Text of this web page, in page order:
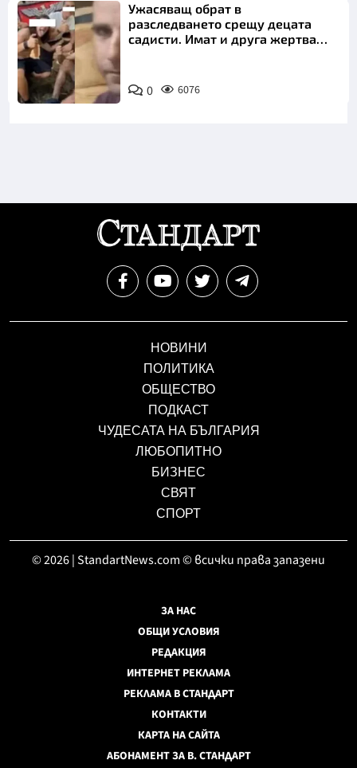
Ужасяващ обрат в
разследването срещу децата
садисти. Имат и друга жертва
0 6076
НОВИНИ
ПОЛИТИКА
ОБЩЕСТВО
ПОДКАСТ
ЧУДЕСАТА НА БЪЛГАРИЯ
ЛЮБОПИТНО
БИЗНЕС
СВЯТ
СПОРТ
© 2026 | StandartNews.com © всички права запазени
ЗА НАС
ОБЩИ УСЛОВИЯ
РЕДАКЦИЯ
ИНТЕРНЕТ РЕКЛАМА
РЕКЛАМА В СТАНДАРТ
КОНТАКТИ
КАРТА НА САЙТА
АБОНАМЕНТ ЗА В. СТАНДАРТ